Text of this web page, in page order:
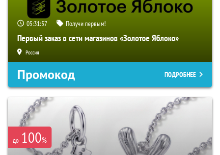
05:31:56 Получи первым!
Первый заказ в сети магазинов «Золотое Яблоко»
Россия
Промокод ПОДРОБНЕЕ
до 100%